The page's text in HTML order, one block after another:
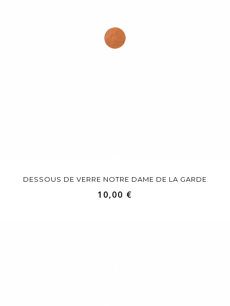
DESSOUS DE VERRE NOTRE DAME DE LA GARDE
10,00 €